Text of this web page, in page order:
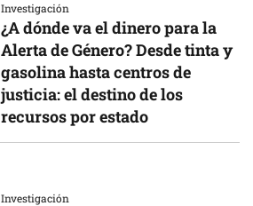
Investigación
¿A dónde va el dinero para la
Alerta de Género? Desde tinta y
gasolina hasta centros de
justicia: el destino de los
recursos por estado
Investigación